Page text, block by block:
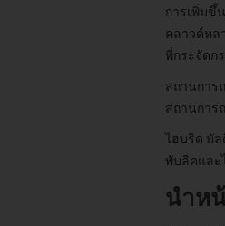
การเพิ่มขึ้
คลาวด์หล
ที่กระจัดก
สถานการ
สถานการ
ไฮบริด มั
พับลิคและ
นำห